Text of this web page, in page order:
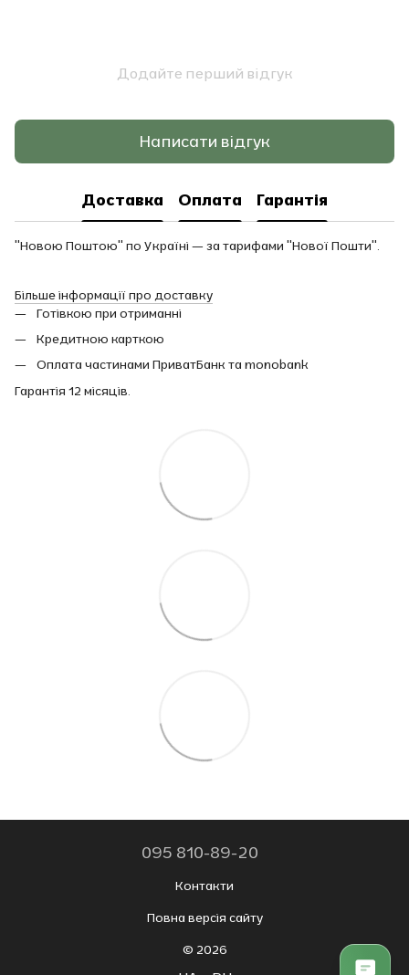
Додайте перший відгук
Написати відгук
Доставка Оплата Гарантія
"Новою Поштою" по Україні — за тарифами "Нової Пошти".
Більше інформації про доставку
Готівкою при отриманні
Кредитною карткою
Оплата частинами ПриватБанк та monobank
Гарантія 12 місяців.
095 810-89-20
Контакти
Повна версія сайту
© 2026